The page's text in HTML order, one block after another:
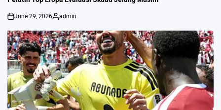
on
June 29, 2026
Posted
by
admin